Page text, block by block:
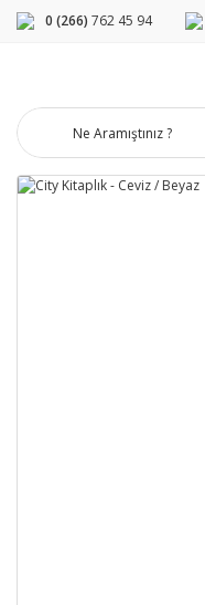
0 (266) 762 45 94